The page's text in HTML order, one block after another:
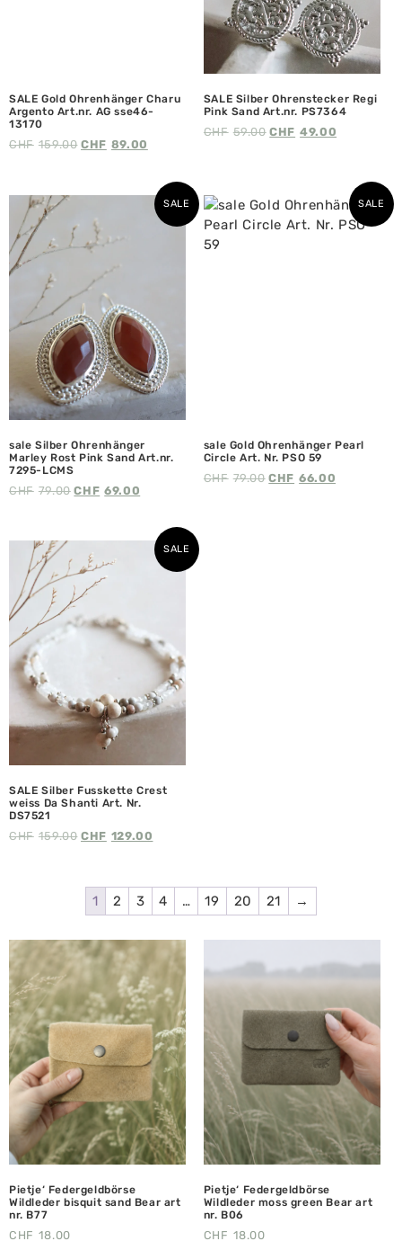
SALE Gold Ohrenhänger Charu
Argento Art.nr. AG sse46-
13170
CHF 159.00 CHF 89.00
SALE Silber Ohrenstecker Regi
Pink Sand Art.nr. PS7364
CHF 59.00 CHF 49.00
SALE
sale Silber Ohrenhänger
Marley Rost Pink Sand Art.nr.
7295-LCMS
CHF 79.00 CHF 69.00
SALE
sale Gold Ohrenhänger Pearl
Circle Art. Nr. PSO 59
CHF 79.00 CHF 66.00
SALE
SALE Silber Fusskette Crest
weiss Da Shanti Art. Nr.
DS7521
CHF 159.00 CHF 129.00
1 2 3 4 … 19 20 21 →
Pietje‘ Federgeldbörse
Wildleder bisquit sand Bear art
nr. B77
CHF 18.00
Pietje‘ Federgeldbörse
Wildleder moss green Bear art
nr. B06
CHF 18.00